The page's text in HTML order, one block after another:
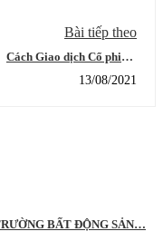
Bài tiếp theo
Cách Giao dịch Cổ phiếu:
đường trung bình động 10
13/08/2021
BẤT ĐỘNG SẢN…